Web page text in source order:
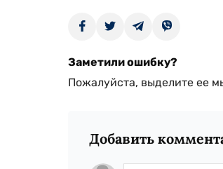
Заметили ошибку?
Пожалуйста, выделите ее
Добавить